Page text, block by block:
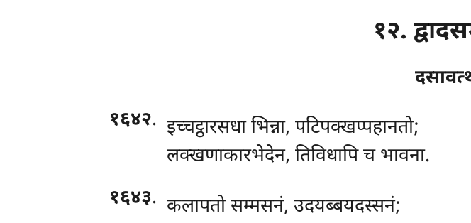
१२.
१६४२. इच्चट्ठारसधा भिन्ना, पटिपक्खप्पहानतो;
लक्खणाकारभेदेन, तिविधापि च भावना.
१६४३. कलापतो सम्मसनं, उदयब्बयदस्सनं;